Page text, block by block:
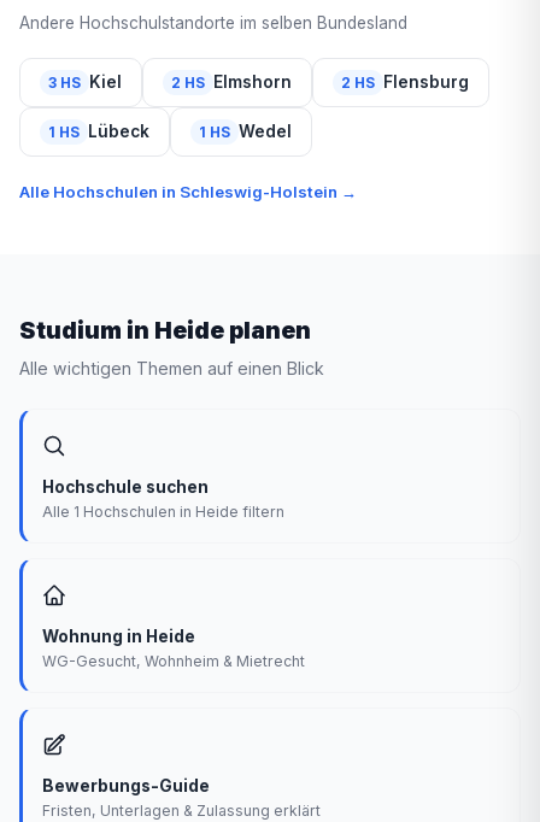
Andere Hochschulstandorte im selben Bundesland
3 HS Kiel 2 HS Elmshorn 2 HS Flensburg
1 HS Lübeck 1 HS Wedel
Alle Hochschulen in Schleswig-Holstein →
Studium in Heide planen
Alle wichtigen Themen auf einen Blick
Hochschule suchen
Alle 1 Hochschulen in Heide filtern
Wohnung in Heide
WG-Gesucht, Wohnheim & Mietrecht
Bewerbungs-Guide
Fristen, Unterlagen & Zulassung erklärt